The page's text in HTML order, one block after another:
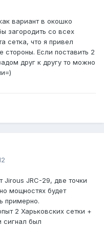
вариант в окошко
загородить со всех
сетка, что я привел
Если поставить 2
друг к другу то можно
Jirous JRC-29, две точки
мощностях будет
примерно.
2 Харьковских сетки +
сигнал был